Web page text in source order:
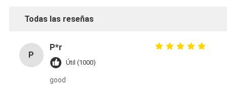
Todas las reseñas
P
P*r
Útil (1000)
good